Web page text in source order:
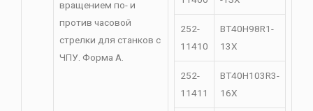
вращением по- и
против часовой
стрелки для станков с
ЧПУ. Форма A.
252-
11410
BT40H98R1-
13X
252-
11411
BT40H103R3-
16X